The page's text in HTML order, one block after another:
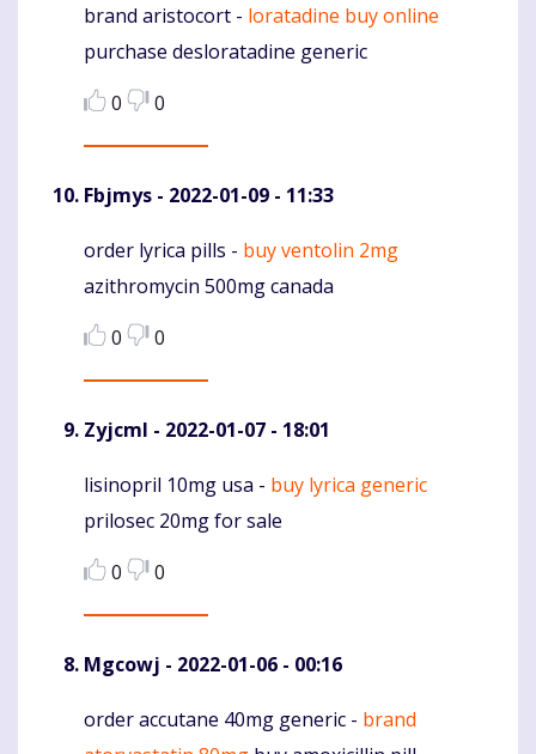
Komentaras
brand aristocort - loratadine buy online
purchase desloratadine generic
0
0
Fbjmys - 2022-01-09 - 11:33
Komentaras
order lyrica pills - buy ventolin 2mg
azithromycin 500mg canada
0
0
Zyjcml - 2022-01-07 - 18:01
Komentaras
lisinopril 10mg usa - buy lyrica generic
prilosec 20mg for sale
0
0
Mgcowj - 2022-01-06 - 00:16
Komentaras
order accutane 40mg generic - brand